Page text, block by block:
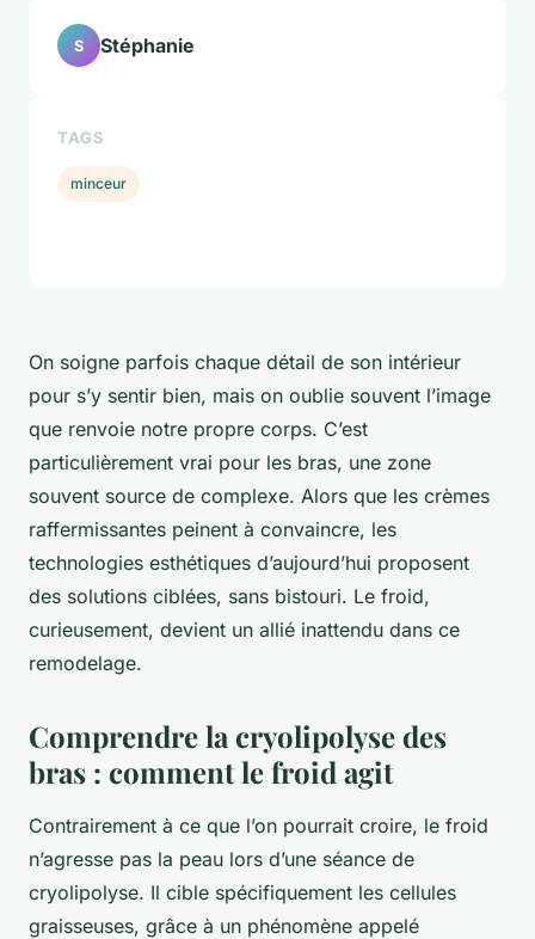
On soigne parfois chaque détail de son intérieur
pour s’y sentir bien, mais on oublie souvent l’image
que renvoie notre propre corps. C’est
particulièrement vrai pour les bras, une zone
souvent source de complexe. Alors que les crèmes
raffermissantes peinent à convaincre, les
technologies esthétiques d’aujourd’hui proposent
des solutions ciblées, sans bistouri. Le froid,
curieusement, devient un allié inattendu dans ce
remodelage.
Comprendre la cryolipolyse des
bras : comment le froid agit
Contrairement à ce que l’on pourrait croire, le froid
n’agresse pas la peau lors d’une séance de
cryolipolyse. Il cible spécifiquement les cellules
graisseuses, grâce à un phénomène appelé
S Stéphanie
TAGS
minceur